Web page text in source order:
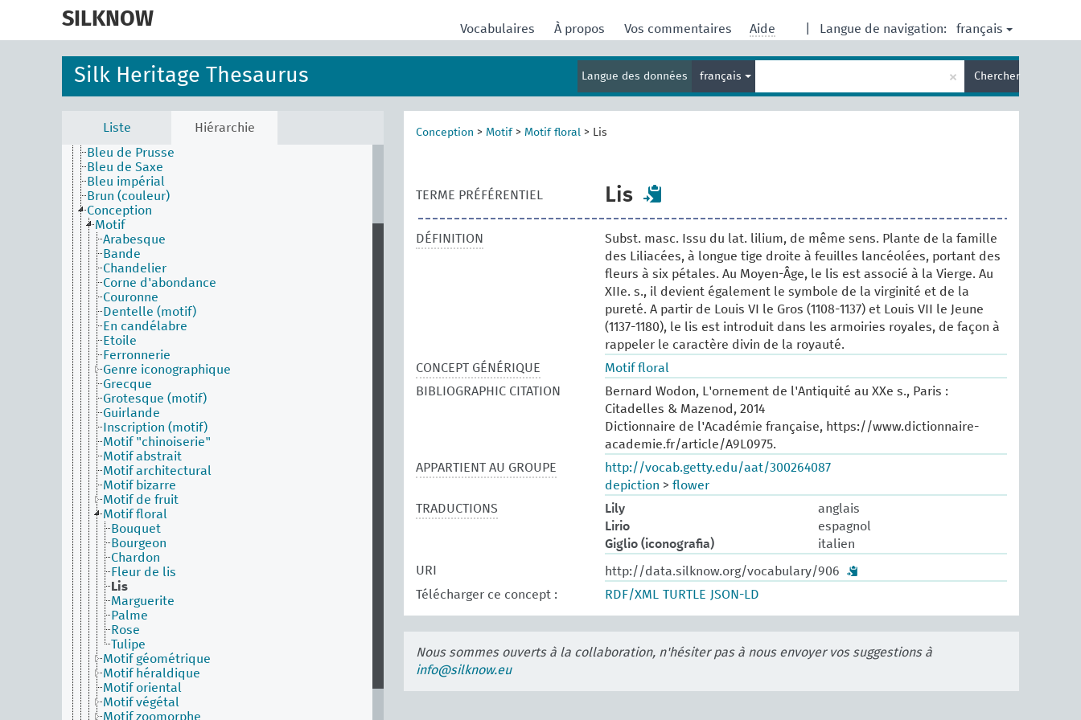
SILKNOW Langue de navigation: français
Vocabulaires À propos Vos commentaires Aide
Silk Heritage Thesaurus Langue des données français
terme
de
× Chercher
Liste Hiérarchie
Associated Concepts Facet (en)
Materials Facet (en)
Objects Facet (en)
Physical Attributes Facet (en)
Appellation basée sur l’apparence du tissu
Bleu de Prusse
Bleu de Saxe
Bleu impérial
Brun (couleur)
Conception
Motif
Arabesque
Bande
Chandelier
Corne d'abondance
Couronne
Dentelle (motif)
En candélabre
Etoile
Ferronnerie
Genre iconographique
Grecque
Grotesque (motif)
Guirlande
Inscription (motif)
Motif "chinoiserie"
Motif abstrait
Motif architectural
Motif bizarre
Motif de fruit
Motif floral
Bouquet
Bourgeon
Chardon
Fleur de lis
Lis
Marguerite
Palme
Rose
Tulipe
Motif géométrique
Motif héraldique
Motif oriental
Motif végétal
Motif zoomorphe
Conception > Motif > Motif floral > Lis
TERME PRÉFÉRENTIEL Lis
DÉFINITION
Subst. masc. Issu du lat. lilium, de même sens. Plante de la famille
des Liliacées, à longue tige droite à feuilles lancéolées, portant des
fleurs à six pétales. Au Moyen-Âge, le lis est associé à la Vierge. Au
XIIe. s., il devient également le symbole de la virginité et de la
pureté. A partir de Louis VI le Gros (1108-1137) et Louis VII le Jeune
(1137-1180), le lis est introduit dans les armoiries royales, de façon à
rappeler le caractère divin de la royauté.
CONCEPT GÉNÉRIQUE
Motif floral
BIBLIOGRAPHIC CITATION
Bernard Wodon, L'ornement de l'Antiquité au XXe s., Paris :
Citadelles & Mazenod, 2014
Dictionnaire de l'Académie française, https://www.dictionnaire-
academie.fr/article/A9L0975.
APPARTIENT AU GROUPE
http://vocab.getty.edu/aat/300264087
depiction > flower
TRADUCTIONS
Lily
anglais
Lirio
espagnol
Giglio (iconografia)
italien
URI
http://data.silknow.org/vocabulary/906
Télécharger ce concept :
RDF/XML TURTLE JSON-LD
Nous sommes ouverts à la collaboration, n'hésiter pas à nous envoyer vos suggestions à
info@silknow.eu